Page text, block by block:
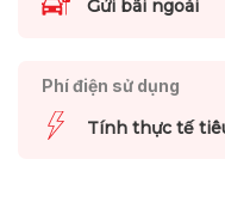
Gửi bãi ngoài
Phí điện sử dụng
Tính thực tế